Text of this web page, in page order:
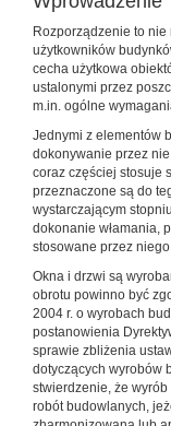
Rozporządzenie to
użytkowników
cecha użytkowa
ustalonymi przez
m.in. ogólne
Jednymi z elementów
dokonywanie przez
coraz częściej stosuje
przeznaczone są do
wystarczającym
dokonanie włamania,
stosowane przez
Okna i drzwi są
obrotu powinno być
2004 r. o wyrobach
postanowienia
sprawie zbliżenia
dotyczących wyrobów
stwierdzenie, że
robót budowlanych,